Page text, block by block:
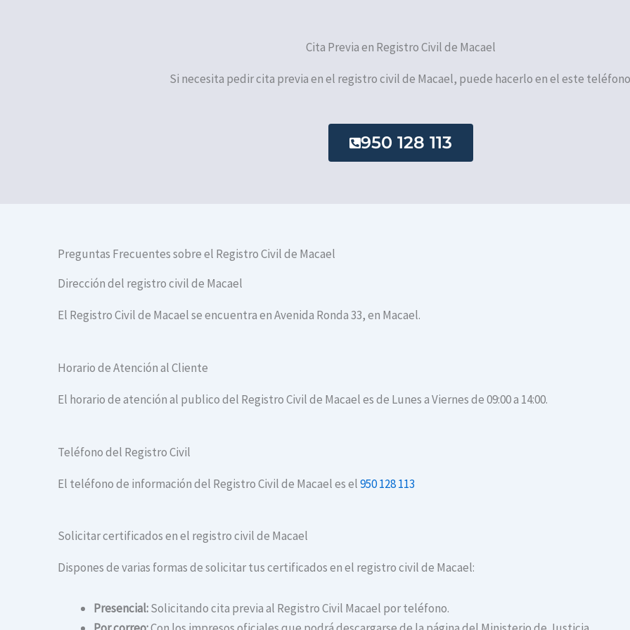
Cita Previa en Registro Civil de Macael
Si necesita pedir cita previa en el registro civil de Macael, puede hacerlo en el este
950 128 113
Preguntas Frecuentes sobre el Registro Civil de Macael
Dirección del registro civil de Macael
El Registro Civil de Macael se encuentra en Avenida Ronda 33, en Macael.
Horario de Atención al Cliente
El horario de atención al publico del Registro Civil de Macael es de Lunes a Viernes de 09:00 a 14:00.
Teléfono del Registro Civil
El teléfono de información del Registro Civil de Macael es el950 128 113
Solicitar certificados en el registro civil de Macael
Dispones de varias formas de solicitar tus certificados en el registro civil de Macael:
Presencial:Solicitando cita previa al Registro Civil Macael por teléfono.